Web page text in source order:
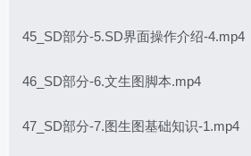
45_SD部分-5.SD界面操作介绍-4.mp4
46_SD部分-6.文生图脚本.mp4
47_SD部分-7.图生图基础知识-1.mp4